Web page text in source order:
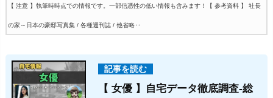
【 注意 】執筆時時点での情報です。一部信憑性の低い情報も含みます！ 【 参考資料 】 社長
の家～日本の豪邸写真集 / 各種週刊誌 / 他省略‥
【 女優 】自宅データ徹底調査-総